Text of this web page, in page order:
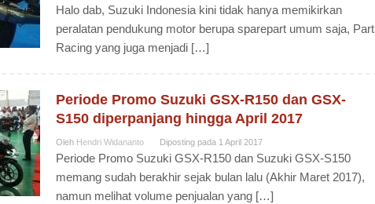
Halo dab, Suzuki Indonesia kini tidak hanya memikirkan
peralatan pendukung motor berupa sparepart umum saja, Part
Racing yang juga menjadi […]
Periode Promo Suzuki GSX-R150 dan GSX-
S150 diperpanjang hingga April 2017
Oleh Hendri Widananto Diposting pada 1 April 2017
Periode Promo Suzuki GSX-R150 dan Suzuki GSX-S150
memang sudah berakhir sejak bulan lalu (Akhir Maret 2017),
namun melihat volume penjualan yang […]